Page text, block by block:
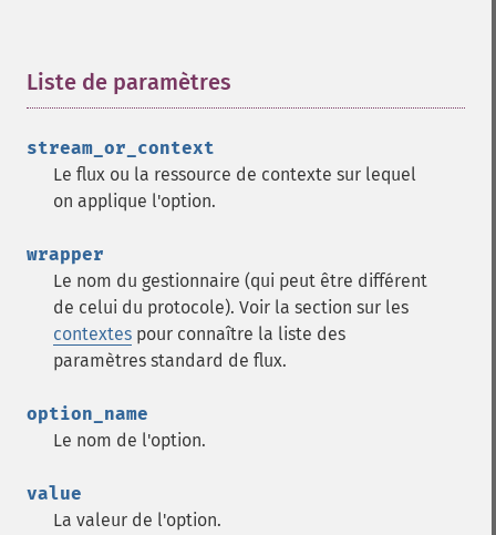
Liste de paramètres
stream_or_context
Le flux ou la ressource de contexte sur lequel
on applique l'option.
wrapper
Le nom du gestionnaire (qui peut être différent
de celui du protocole). Voir la section sur les
contextes pour connaître la liste des
paramètres standard de flux.
option_name
Le nom de l'option.
value
La valeur de l'option.